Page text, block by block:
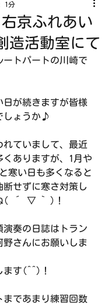
京ふれあい
活動室にて
1分
ートパートの川崎で
日が続きますが皆様
しょうか♪
れていまして、最近
くありますが、1月や
寒い日も多くなると
断せずに寒さ対策し
ね( ´ ▽ ` )！
演奏の日誌はトラン
野さんにお願いしま
ます(^^)！
まであまり練習回数